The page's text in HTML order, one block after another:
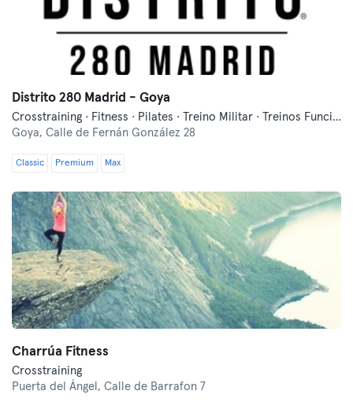
Distrito 280 Madrid - Goya
Crosstraining · Fitness · Pilates · Treino Militar · Treinos Funcionais
Goya, Calle de Fernán González 28
Classic Premium Max
Charrúa Fitness
Crosstraining
Puerta del Ángel, Calle de Barrafon 7